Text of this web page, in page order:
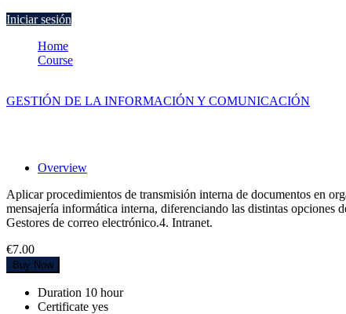
Iniciar sesión
Home
Course
GESTIÓN DE LA INFORMACIÓN Y COMUNICACIÓN
Overview
Aplicar procedimientos de transmisión interna de documentos en
mensajería informática interna, diferenciando las distintas
Gestores de correo electrónico.4. Intranet.
€7.00
Buy Now
Duration 10 hour
Certificate yes